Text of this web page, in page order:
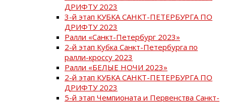
ДРИФТУ 2023
3-й этап КУБКА САНКТ-ПЕТЕРБУРГА ПО
ДРИФТУ 2023
Ралли «Санкт-Петербург 2023»
2-й этап Кубка Санкт-Петербурга по
ралли-кроссу 2023
Ралли «БЕЛЫЕ НОЧИ 2023»
2-й этап КУБКА САНКТ-ПЕТЕРБУРГА ПО
ДРИФТУ 2023
5-й этап Чемпионата и Первенства Санкт-